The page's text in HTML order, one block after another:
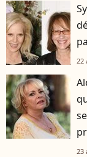
22
23